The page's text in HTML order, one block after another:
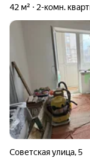
42 м² 2-комн.
Советская улица,5